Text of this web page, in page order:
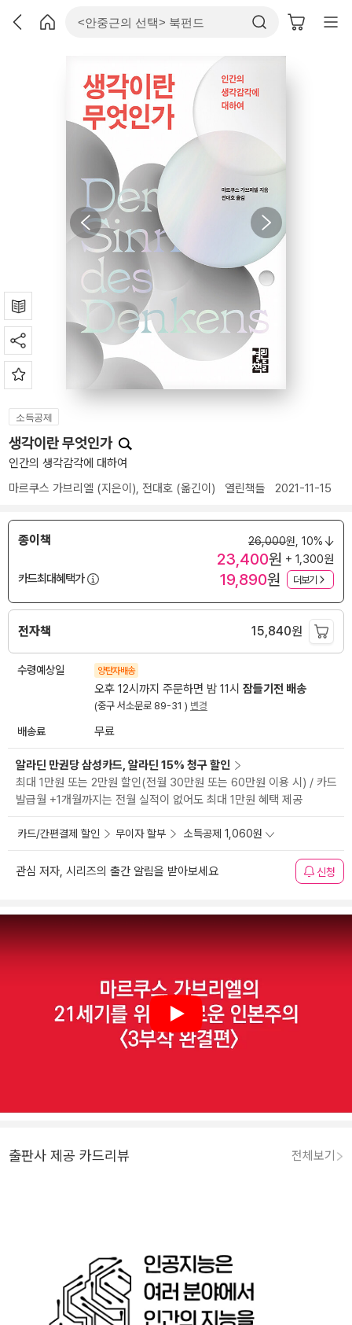
소득공제
생각이란 무엇인가
인간의 생각감각에 대하여
마르쿠스 가브리엘 (지은이), 전대호 (옮긴이) 열린책들 2021-11-15
종이책 26,000원, 10%
23,400원 + 1,300원
카드최대혜택가
19,890원 더보기
전자책 15,840원
수령예상일 양탄자배송
오후 12시까지 주문하면 밤 11시 잠들기전 배송
(중구 서소문로 89-31 ) 변경
배송료 무료
알라딘 만권당 삼성카드, 알라딘 15% 청구 할인
최대 1만원 또는 2만원 할인(전월 30만원 또는 60만원 이용 시) / 카드
발급월 +1개월까지는 전월 실적이 없어도 최대 1만원 혜택 제공
카드/간편결제 할인 무이자 할부 소득공제 1,060원
관심 저자, 시리즈의 출간 알림을 받아보세요 신청
Play
출판사 제공 카드리뷰 전체보기